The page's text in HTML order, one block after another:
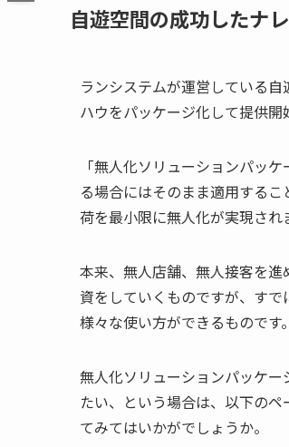
自遊空間の成功したナ
ランシステムが運営している
ハウをパッケージ化して提供開
「無人化ソリューションパッ
る場合にはそのまま適用する
荷を最小限に無人化が実現され
本来、無人店舗、無人接客を
資をしていくものですが、すで
様々な使い方ができるものです。
無人化ソリューションパッケ
たい、という場合は、以下の
てみてはいかがでしょうか。